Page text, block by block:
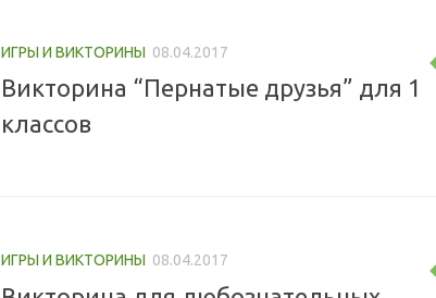
ИГРЫ И ВИКТОРИНЫ 08.04.2017
Викторина “Пернатые друзья” для 1
классов
ИГРЫ И ВИКТОРИНЫ 08.04.2017